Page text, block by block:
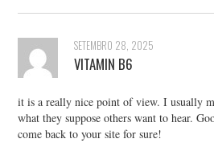
SETEMBRO 28, 2025
VITAMIN B6
it is a really nice point of view. I usually
what they suppose others want to hear.
come back to your site for sure!